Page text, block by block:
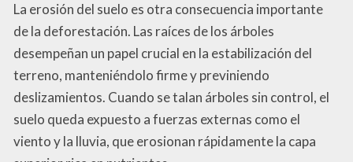
La erosión del suelo es otra consecuencia importante
de la deforestación. Las raíces de los árboles
desempeñan un papel crucial en la estabilización del
terreno, manteniéndolo firme y previniendo
deslizamientos. Cuando se talan árboles sin control, el
suelo queda expuesto a fuerzas externas como el
viento y la lluvia, que erosionan rápidamente la capa